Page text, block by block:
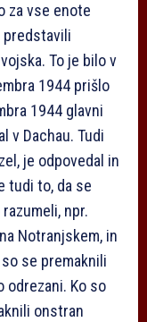
za vse enote
predstavili
To je bilo v
1944 prišlo
1944 glavni
v Dachau. Tudi
je odpovedal in
tudi to, da se
npr.
Notranjskem, in
se premaknili
odrezani. Ko so
onstran